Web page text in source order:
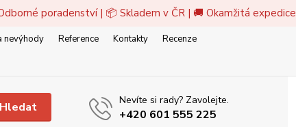
poradenství | 📦 Skladem v ČR | 🚚 Okamžitá expedice
nevýhody Reference Kontakty
Recenze
Hledat Nevíte si rady? Zavolejte.
+420 601 555 225